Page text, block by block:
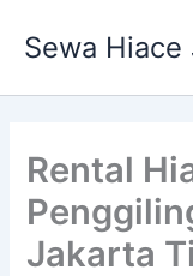
Sewa Hiace
Rental
Jakarta